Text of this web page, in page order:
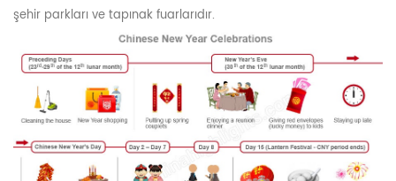
şehir parkları ve tapınak fuarlarıdır.